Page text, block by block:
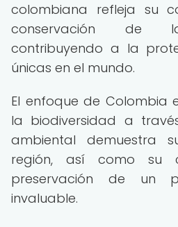
colombiana refleja su
conservación de
contribuyendo a la
únicas en el mundo.
El enfoque de Colombia
la biodiversidad a
ambiental demuestra
región, así como su
preservación de un
invaluable.